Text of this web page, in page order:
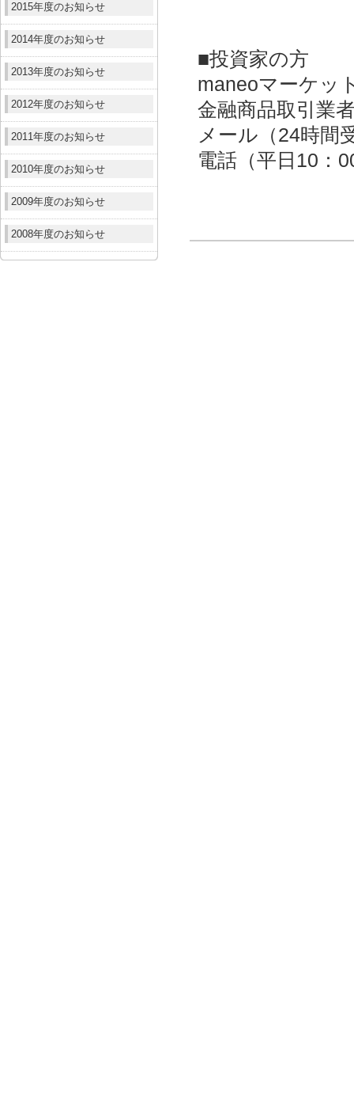
2015年度のお知らせ
2014年度のお知らせ
2013年度のお知らせ
2012年度のお知らせ
2011年度のお知らせ
2010年度のお知らせ
2009年度のお知らせ
2008年度のお知らせ
■投資家の方
maneoマーケッ
金融商品取引業
メール（24時間
電話（平日10：